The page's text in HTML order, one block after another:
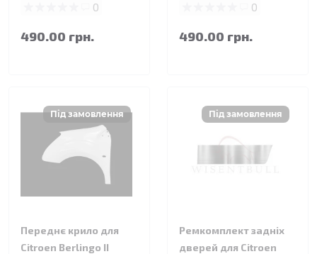
0
490.00 грн.
0
490.00 грн.
Переднє крило для
Citroen Berlingo II
Ремкомплект задніх
дверей для Citroen